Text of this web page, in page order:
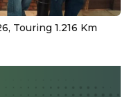
Touring 1.216 Km